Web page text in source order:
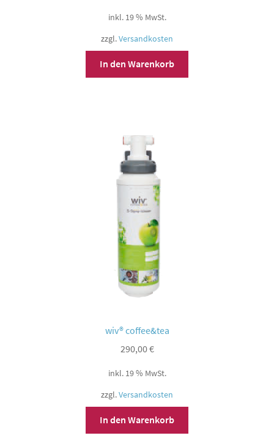
inkl. 19 % MwSt.
zzgl.Versandkosten
In den Warenkorb
wiv® coffee&tea
290,00€
inkl. 19 % MwSt.
zzgl.Versandkosten
In den Warenkorb